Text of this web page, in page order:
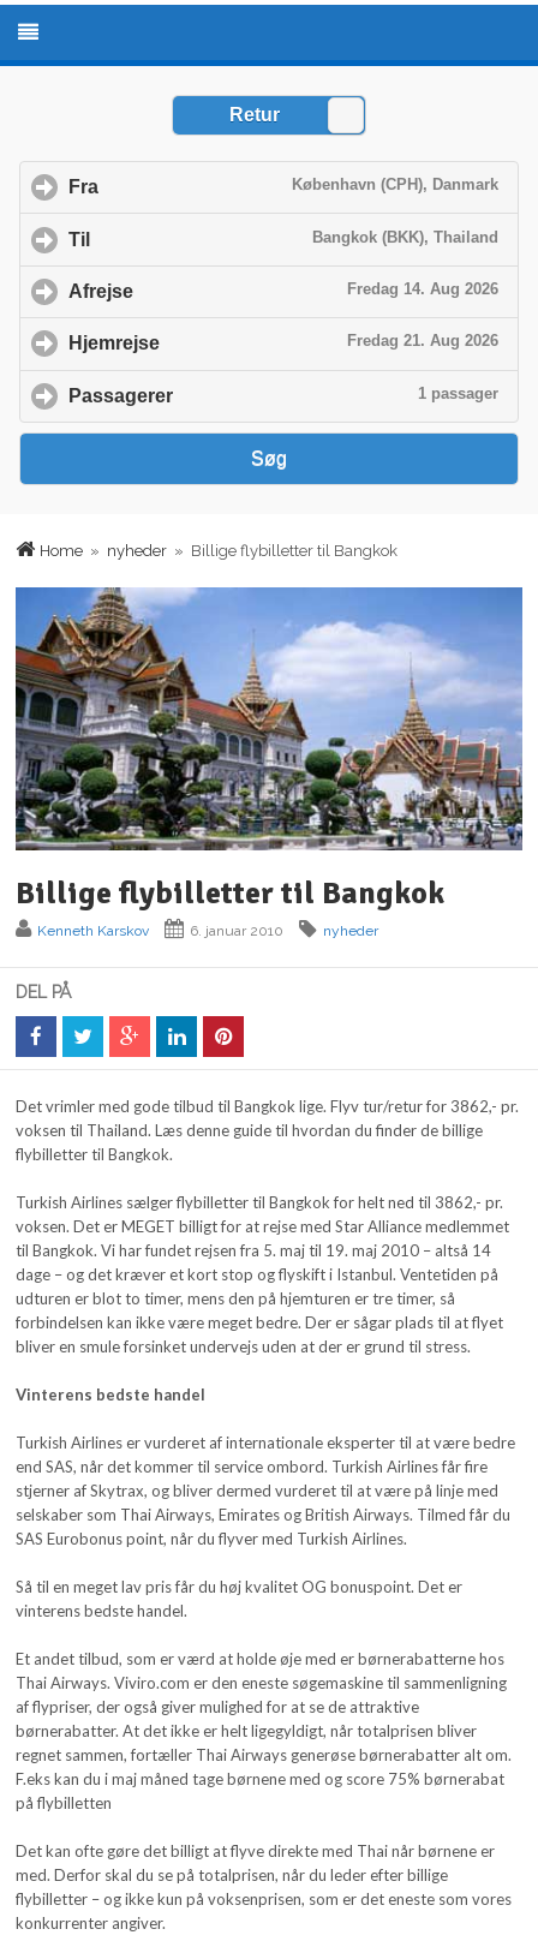
Home » nyheder » Billige flybilletter til Bangkok
Billige flybilletter til Bangkok
Kenneth Karskov 6. januar 2010 nyheder
DEL PÅ
Det vrimler med gode tilbud til Bangkok lige. Flyv tur/retur for 3862,- pr.
voksen til Thailand. Læs denne guide til hvordan du finder de billige
flybilletter til Bangkok.
Turkish Airlines sælger flybilletter til Bangkok for helt ned til 3862,- pr.
voksen. Det er MEGET billigt for at rejse med Star Alliance medlemmet
til Bangkok. Vi har fundet rejsen fra 5. maj til 19. maj 2010 – altså 14
dage – og det kræver et kort stop og flyskift i Istanbul. Ventetiden på
udturen er blot to timer, mens den på hjemturen er tre timer, så
forbindelsen kan ikke være meget bedre. Der er sågar plads til at flyet
bliver en smule forsinket undervejs uden at der er grund til stress.
Vinterens bedste handel
Turkish Airlines er vurderet af internationale eksperter til at være bedre
end SAS, når det kommer til service ombord. Turkish Airlines får fire
stjerner af Skytrax, og bliver dermed vurderet til at være på linje med
selskaber som Thai Airways, Emirates og British Airways. Tilmed får du
SAS Eurobonus point, når du flyver med Turkish Airlines.
Så til en meget lav pris får du høj kvalitet OG bonuspoint. Det er
vinterens bedste handel.
Et andet tilbud, som er værd at holde øje med er børnerabatterne hos
Thai Airways. Viviro.com er den eneste søgemaskine til sammenligning
af flypriser, der også giver mulighed for at se de attraktive
børnerabatter. At det ikke er helt ligegyldigt, når totalprisen bliver
regnet sammen, fortæller Thai Airways generøse børnerabatter alt om.
F.eks kan du i maj måned tage børnene med og score 75% børnerabat
på flybilletten
Det kan ofte gøre det billigt at flyve direkte med Thai når børnene er
med. Derfor skal du se på totalprisen, når du leder efter billige
flybilletter – og ikke kun på voksenprisen, som er det eneste som vores
konkurrenter angiver.